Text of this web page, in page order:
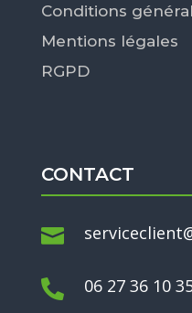
Conditions
Mentions légales
RGPD
CONTACT

 06 27 36 10